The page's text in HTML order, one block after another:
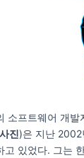
소프트웨어 개발
사진)은 지난 2002
고 있었다. 그는